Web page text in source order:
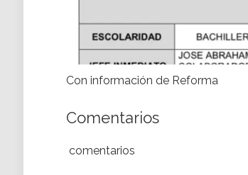
Con información de Reforma
Comentarios
comentarios